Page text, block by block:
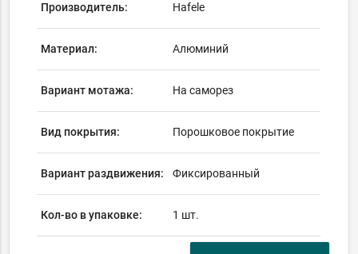
Производитель: Hafele
Материал: Алюминий
Вариант мотажа: На саморез
Вид покрытия: Порошковое покрытие
Вариант раздвижения: Фиксированный
Кол-во в упаковке: 1 шт.